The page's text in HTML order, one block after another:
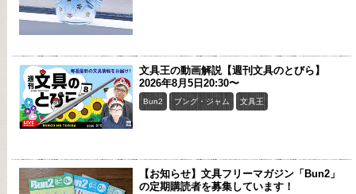
文具王の動画解説【週刊文具のとびら】
2026年8月5日20:30〜
Bun2 ブング・ジャム 文具王
【お知らせ】文具フリーマガジン「Bun2」
の定期購読者を募集しています！